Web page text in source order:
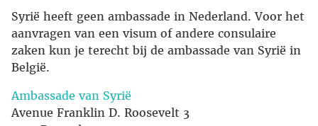
Syrië heeft geen ambassade in Nederland. Voor het
aanvragen van een visum of andere consulaire
zaken kun je terecht bij de ambassade van Syrië in
België.
Ambassade van Syrië
Avenue Franklin D. Roosevelt 3